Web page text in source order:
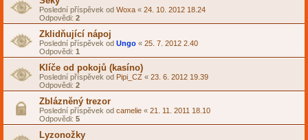
Poslední příspěvek od Woxa « 24. 10. 2012 18.24
Odpovědi: 2
Zklidňující nápoj
Poslední příspěvek od Ungo « 25. 7. 2012 2.40
Odpovědi: 1
Klíče od pokojů (kasíno)
Poslední příspěvek od Pipi_CZ « 23. 6. 2012 19.39
Odpovědi: 2
Zblázněný trezor
Poslední příspěvek od camelie « 21. 11. 2011 18.10
Odpovědi: 5
Lyzonožky